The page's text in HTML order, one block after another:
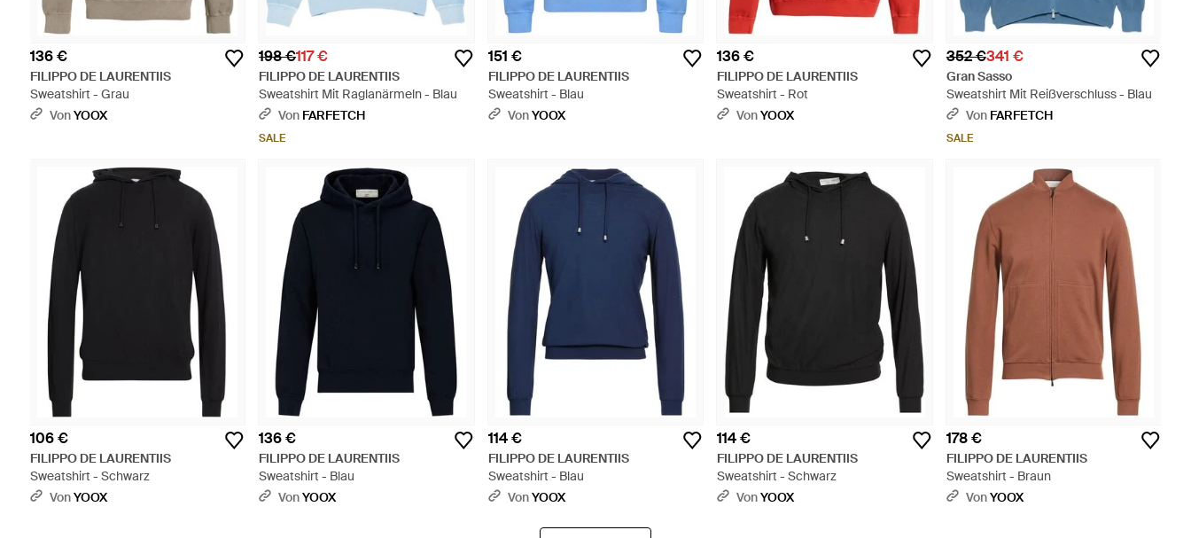
136 €
FILIPPO DE LAURENTIIS
Sweatshirt - Grau
VonYOOX
198 €117 €
FILIPPO DE LAURENTIIS
Sweatshirt Mit Raglanärmeln - Blau
Von FARFETCH
SALE
151 €
FILIPPO DE LAURENTIIS
Sweatshirt - Blau
VonYOOX
136 €
FILIPPO DE LAURENTIIS
Sweatshirt - Rot
VonYOOX
352 €341 €
Gran Sasso
Sweatshirt Mit Reißverschluss - Blau
Von FARFETCH
SALE
106 €
FILIPPO DE LAURENTIIS
Sweatshirt - Schwarz
VonYOOX
136 €
FILIPPO DE LAURENTIIS
Sweatshirt - Blau
VonYOOX
114 €
FILIPPO DE LAURENTIIS
Sweatshirt - Blau
VonYOOX
114 €
FILIPPO DE LAURENTIIS
Sweatshirt - Schwarz
VonYOOX
178 €
FILIPPO DE LAURENTIIS
Sweatshirt - Braun
VonYOOX